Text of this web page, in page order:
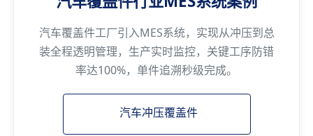
汽车覆盖件工厂引入MES系统，实现从冲压到总
装全程透明管理，生产实时监控，关键工序防错
率达100%，单件追溯秒级完成。
汽车冲压覆盖件